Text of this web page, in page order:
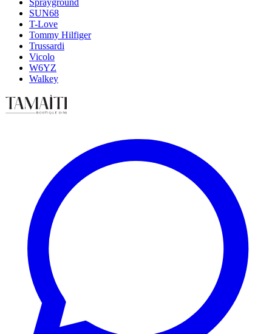
Sprayground
SUN68
T-Love
Tommy Hilfiger
Trussardi
Vicolo
W6YZ
Walkey